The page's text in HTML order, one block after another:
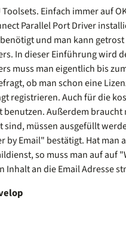
Toolsets. Einfach immer auf
Parallel Port Driver
und man kann
In dieser Einführung wird
muss man eigentlich bis
ob man schon eine
registrieren. Auch für die
Außerdem
sind, müssen ausgefüllt
by Email" bestätigt. Hat
so muss man auf auf
Inhalt an die Email Adresse